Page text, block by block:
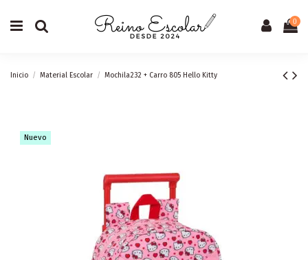
0
Inicio Material Escolar Mochila232 + Carro 805 Hello Kitty
Nuevo